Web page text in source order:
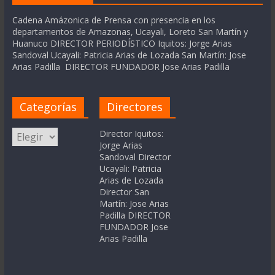
Cadena Amázonica de Prensa con presencia en los
departamentos de Amazonas, Ucayali, Loreto San Martín y
Huanuco DIRECTOR PERIODÍSTICO Iquitos: Jorge Arias
Sandoval Ucayali: Patricia Arias de Lozada San Martín: Jose
Arias Padilla DIRECTOR FUNDADOR Jose Arias Padilla
Categorías
Categorías
Directores
Director Iquitos:
Jorge Arias
Sandoval Director
Ucayali: Patricia
Arias de Lozada
Director San
Martín: Jose Arias
Padilla DIRECTOR
FUNDADOR Jose
Arias Padilla